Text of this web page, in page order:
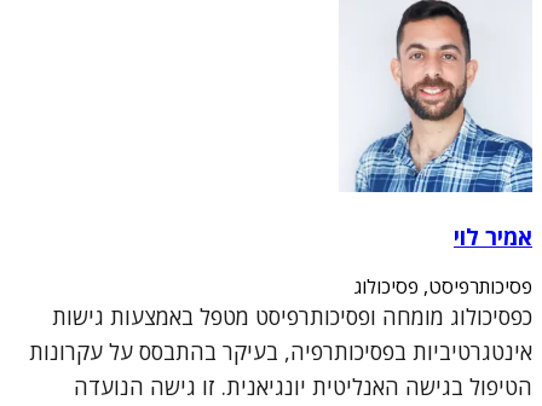
אמיר לוי
פסיכותרפיסט, פסיכולוג
כפסיכולוג מומחה ופסיכותרפיסט מטפל באמצעות גישות
אינטגרטיביות בפסיכותרפיה, בעיקר בהתבסס על עקרונות
הטיפול בגישה האנליטית יונגיאנית. זו גישה הנועדה